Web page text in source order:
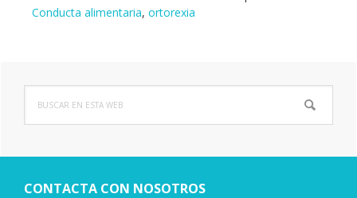
Conducta alimentaria, ortorexia
Barra
lateral
principal
esta
CONTACTA CON NOSOTROS